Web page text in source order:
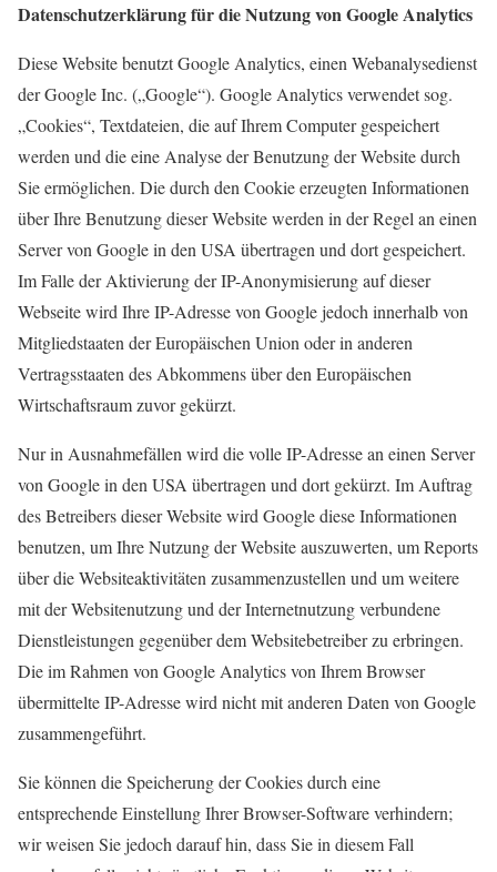
Datenschutzerklärung für die Nutzung von Google Analytics
Diese Website benutzt Google Analytics, einen Webanalysedienst
der Google Inc. („Google“). Google Analytics verwendet sog.
„Cookies“, Textdateien, die auf Ihrem Computer gespeichert
werden und die eine Analyse der Benutzung der Website durch
Sie ermöglichen. Die durch den Cookie erzeugten Informationen
über Ihre Benutzung dieser Website werden in der Regel an einen
Server von Google in den USA übertragen und dort gespeichert.
Im Falle der Aktivierung der IP-Anonymisierung auf dieser
Webseite wird Ihre IP-Adresse von Google jedoch innerhalb von
Mitgliedstaaten der Europäischen Union oder in anderen
Vertragsstaaten des Abkommens über den Europäischen
Wirtschaftsraum zuvor gekürzt.
Nur in Ausnahmefällen wird die volle IP-Adresse an einen Server
von Google in den USA übertragen und dort gekürzt. Im Auftrag
des Betreibers dieser Website wird Google diese Informationen
benutzen, um Ihre Nutzung der Website auszuwerten, um Reports
über die Websiteaktivitäten zusammenzustellen und um weitere
mit der Websitenutzung und der Internetnutzung verbundene
Dienstleistungen gegenüber dem Websitebetreiber zu erbringen.
Die im Rahmen von Google Analytics von Ihrem Browser
übermittelte IP-Adresse wird nicht mit anderen Daten von Google
zusammengeführt.
Sie können die Speicherung der Cookies durch eine
entsprechende Einstellung Ihrer Browser-Software verhindern;
wir weisen Sie jedoch darauf hin, dass Sie in diesem Fall